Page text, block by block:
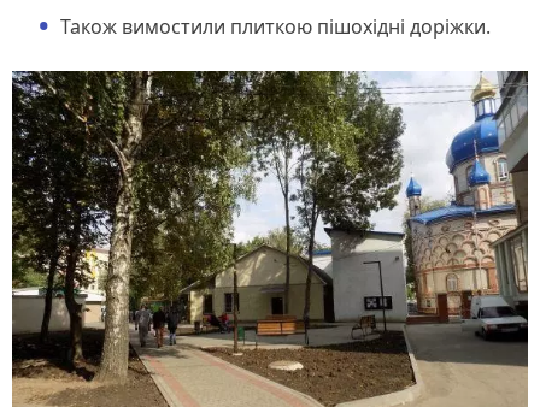
Також вимостили плиткою пішохідні доріжки.